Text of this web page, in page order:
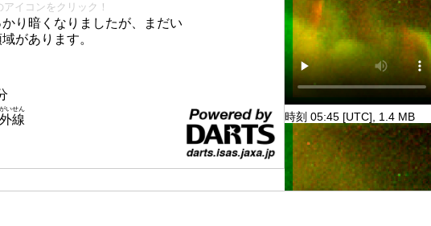
イコンをクリック！
り暗くなりましたが、まだい
があります。
線
いせん
時刻 05:45 [UTC], 1.4 MB